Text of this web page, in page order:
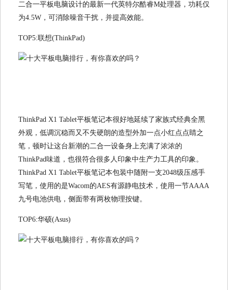
二合一平板电脑设计的最新一代英特尔酷睿M处理器，功耗仅
为4.5W，可消除噪音干扰，并提高效能。
TOP5:联想(ThinkPad)
ThinkPad X1 Tablet平板笔记本很好地延续了家族式经典全黑
外观，低调沉稳而又不失硬朗的造型外加一点小红点点睛之
笔，顿时让这台新潮的二合一设备身上充满了浓浓的
ThinkPad味道，也很符合很多人印象中生产力工具的印象。
ThinkPad X1 Tablet平板笔记本包装中随附一支2048级压感手
写笔，使用的是Wacom的AES有源静电技术，使用一节AAAA
九号电池供电，侧面带有两枚物理按键。
TOP6:华硕(Asus)